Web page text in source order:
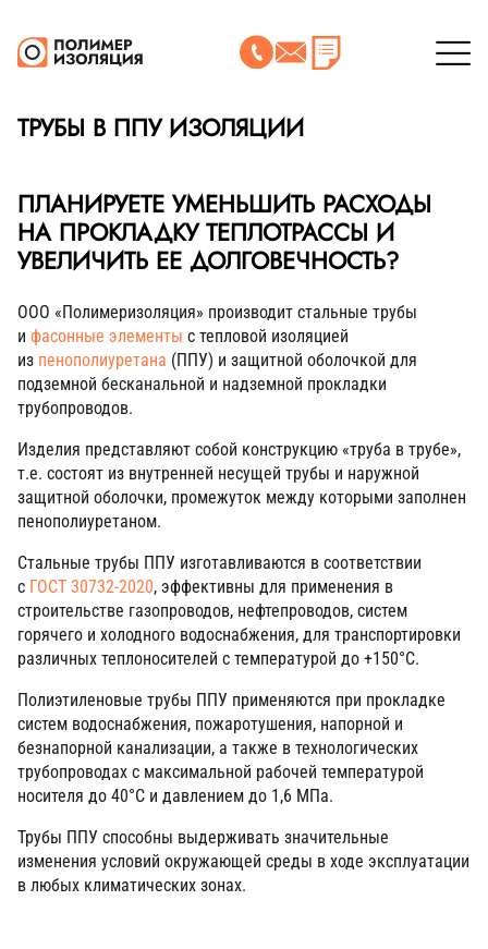
ТРУБЫ В ППУ ИЗОЛЯЦИИ
ПЛАНИРУЕТЕ УМЕНЬШИТЬ РАСХОДЫ
НА ПРОКЛАДКУ ТЕПЛОТРАССЫ И
УВЕЛИЧИТЬ ЕЕ ДОЛГОВЕЧНОСТЬ?
ООО «Полимеризоляция» производит стальные трубы
и фасонные элементы с тепловой изоляцией
из пенополиуретана (ППУ) и защитной оболочкой для
подземной бесканальной и надземной прокладки
трубопроводов.
Изделия представляют собой конструкцию «труба в трубе»,
т.е. состоят из внутренней несущей трубы и наружной
защитной оболочки, промежуток между которыми заполнен
пенополиуретаном.
Cтальные трубы ППУ изготавливаются в соответствии
с ГОСТ 30732-2020, эффективны для применения в
строительстве газопроводов, нефтепроводов, систем
горячего и холодного водоснабжения, для транспортировки
различных теплоносителей с температурой до +150°C.
Полиэтиленовые трубы ППУ применяютcя при прокладке
систем водоснабжения, пожаротушения, напорной и
безнапорной канализации, а также в технологических
трубопроводах с максимальной рабочей температурой
носителя до 40°С и давлением до 1,6 МПа.
Трубы ППУ способны выдерживать значительные
изменения условий окружающей среды в ходе эксплуатации
в любых климатических зонах.